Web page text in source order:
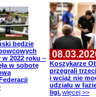
będzie
2022 roku –
w sobotę
Koszykarze
przegrali
i wciąż nie
udziału w
ligi.więcej >>